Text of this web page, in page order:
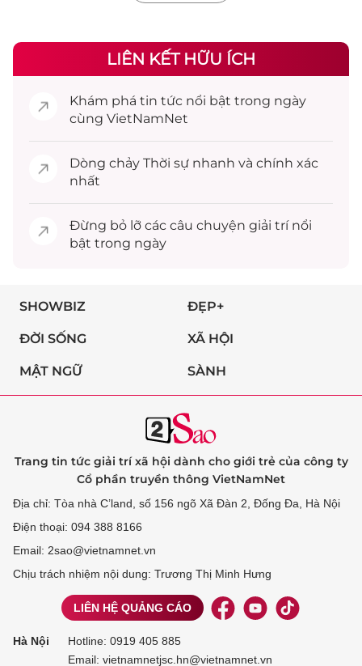
LIÊN KẾT HỮU ÍCH
Khám phá tin tức nổi bật trong ngày
cùng VietNamNet
Dòng chảy Thời sự nhanh và chính xác
nhất
Đừng bỏ lỡ các câu chuyện giải trínổi
bật trong ngày
SHOWBIZ ĐẸP+
ĐỜI SỐNG XÃ HỘI
MẬT NGỮ SÀNH
Trang tin tức giải trí xã hội dành cho giới trẻ của công ty
Cổ phần truyền thông VietNamNet
Địa chỉ: Tòa nhà C’land, số 156 ngõ Xã Đàn 2, Đống Đa, Hà Nội
Điện thoại: 094 388 8166
Email: 2sao@vietnamnet.vn
Chịu trách nhiệm nội dung: Trương Thị Minh Hưng
LIÊN HỆ QUẢNG CÁO
Hà Nội Hotline: 0919 405 885
Email: vietnamnetjsc.hn@vietnamnet.vn